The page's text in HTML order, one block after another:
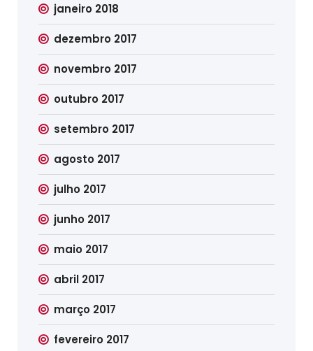
janeiro 2018
dezembro 2017
novembro 2017
outubro 2017
setembro 2017
agosto 2017
julho 2017
junho 2017
maio 2017
abril 2017
março 2017
fevereiro 2017